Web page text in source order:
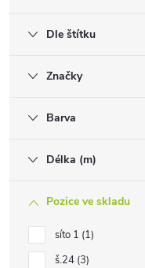
Dle štítku
Značky
Barva
Délka (m)
Pozice ve skladu
síto 1 1
š.24 3